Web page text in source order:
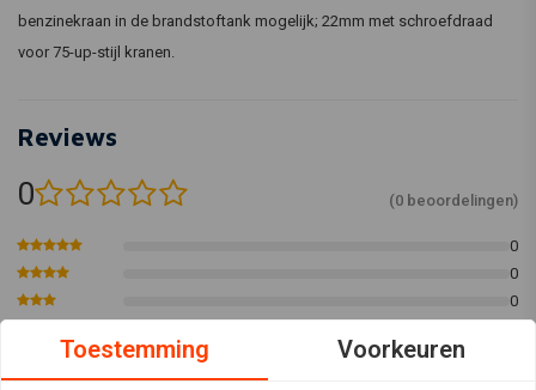
benzinekraan in de brandstoftank mogelijk; 22mm met schroefdraad
voor 75-up-stijl kranen.
Reviews
0 (0 beoordelingen)
0
0
0
Toestemming Voorkeuren